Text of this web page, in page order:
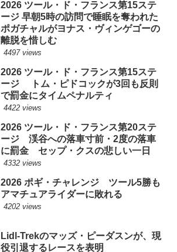
2026 ツール・ド・フランス第15ステ
ージ 早朝5時の訪問で睡眠を奪われた
ポガチャルがヨナス・ヴィンゲゴーの
離脱を惜しむ
4497 views
2026 ツール・ド・フランス第15ステ
ージ トム・ピドコックが3回も反則
で罰金にタイムペナルティ
4422 views
2026 ツール・ド・フランス第20ステ
ージ 渓谷への落車寸前・2度の落車
に罰金 セップ・クスの悲しい一日
4332 views
2026 ポギ・チャレンジ ツール5勝も
アマチュアライダーに敗れる
4202 views
Lidl-Trekのマッズ・ピーダスンが、現
役引退するレースを表明